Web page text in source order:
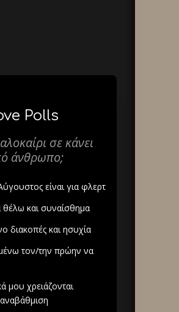
Polls
σε κάνει
άνθρωπο;
είναι για φλερτ
θέλω και συναίσθημα
διακοπές και ησυχία
τον/την πρώην να
μου χρειάζονται